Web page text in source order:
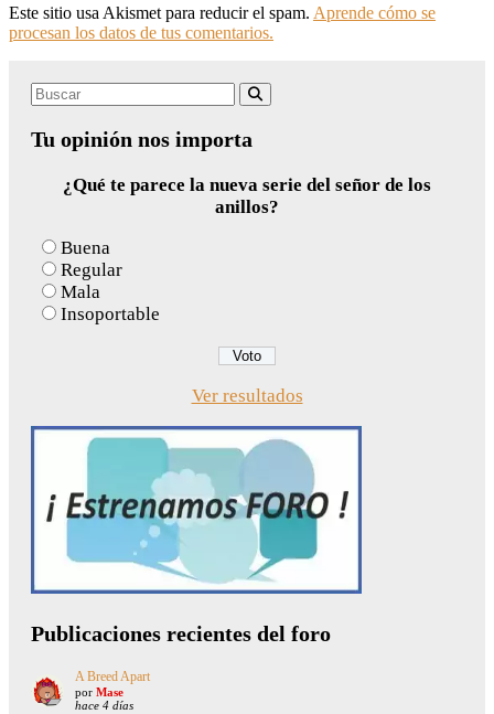
Este sitio usa Akismet para reducir el spam. Aprende cómo se
procesan los datos de tus comentarios.
Search
Tu opinión nos importa
¿Qué te parece la nueva serie del señor de los
anillos?
Buena
Regular
Mala
Insoportable
Ver resultados
Publicaciones recientes del foro
A Breed Apart
por Mase
hace 4 días